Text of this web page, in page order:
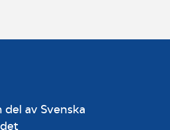
del av Svenska